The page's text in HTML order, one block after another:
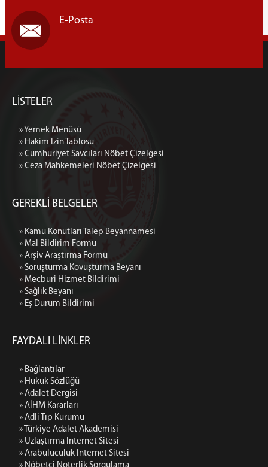
E-Posta
LİSTELER
» Yemek Menüsü
» Hakim İzin Tablosu
» Cumhuriyet Savcıları Nöbet Çizelgesi
» Ceza Mahkemeleri Nöbet Çizelgesi
GEREKLİ BELGELER
» Kamu Konutları Talep Beyannamesi
» Mal Bildirim Formu
» Arşiv Araştırma Formu
» Soruşturma Kovuşturma Beyanı
» Mecburi Hizmet Bildirimi
» Sağlık Beyanı
» Eş Durum Bildirimi
FAYDALI LİNKLER
» Bağlantılar
» Hukuk Sözlüğü
» Adalet Dergisi
» AİHM Kararları
» Adli Tıp Kurumu
» Türkiye Adalet Akademisi
» Uzlaştırma İnternet Sitesi
» Arabuluculuk İnternet Sitesi